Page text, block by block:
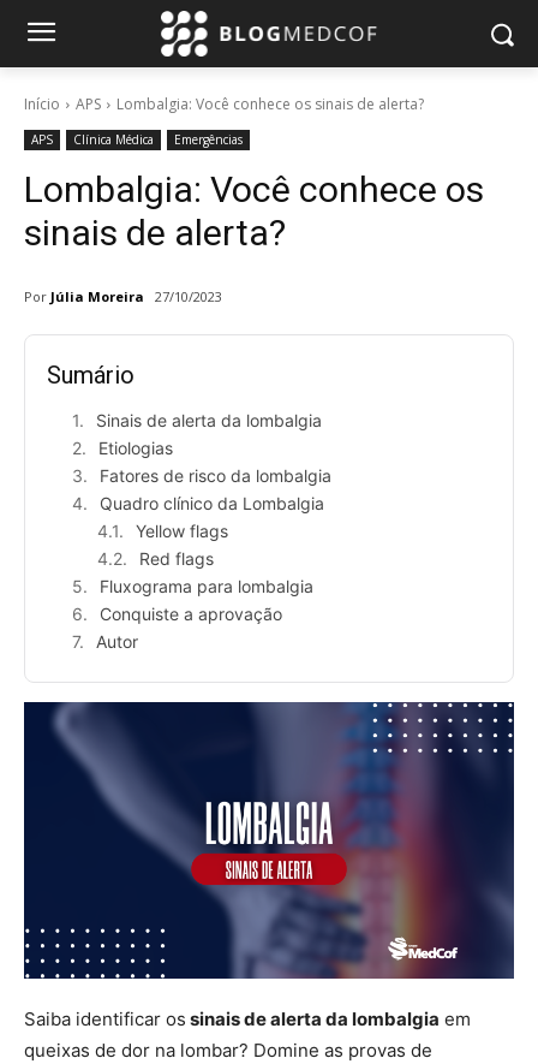
Início APS Lombalgia: Você conhece os sinais de alerta?
APS Clínica Médica Emergências
Lombalgia: Você conhece os
sinais de alerta?
Por Júlia Moreira 27/10/2023
Sumário
Sinais de alerta da lombalgia
Etiologias
Fatores de risco da lombalgia
Quadro clínico da Lombalgia
Yellow flags
Red flags
Fluxograma para lombalgia
Conquiste a aprovação
Autor
Saiba identificar os sinais de alerta da lombalgia em
queixas de dor na lombar? Domine as provas de